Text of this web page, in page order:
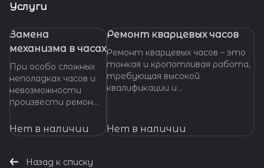
Услуги
Замена
механизма в часах
При особо сложных
неполадках часов и
невозможности
произвести ремонт
деталей,
требуется замена
готовы оказать
Нет в наличии
Ремонт кварцевых часов
Ремонт кварцевых часов – это
тонкая и кропотливая работа,
требующая высокой
квалификации и
кварцевые часы нуждаются в
ремонте, важно доверить их
Нет в наличии
Назад к списку